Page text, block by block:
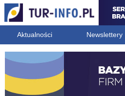
Aktualności Newslettery